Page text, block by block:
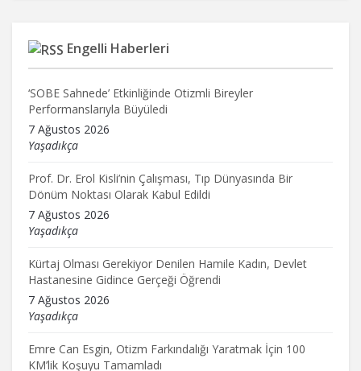
Engelli Haberleri
‘SOBE Sahnede’ Etkinliğinde Otizmli Bireyler
Performanslarıyla Büyüledi
7 Ağustos 2026
Yaşadıkça
Prof. Dr. Erol Kisli’nin Çalışması, Tıp Dünyasında Bir
Dönüm Noktası Olarak Kabul Edildi
7 Ağustos 2026
Yaşadıkça
Kürtaj Olması Gerekiyor Denilen Hamile Kadın, Devlet
Hastanesine Gidince Gerçeği Öğrendi
7 Ağustos 2026
Yaşadıkça
Emre Can Esgin, Otizm Farkındalığı Yaratmak İçin 100
KM’lik Koşuyu Tamamladı